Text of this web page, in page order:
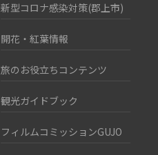
新型コロナ感染対策(郡上市)
開花・紅葉情報
旅のお役立ちコンテンツ
観光ガイドブック
フィルムコミッションGUJO